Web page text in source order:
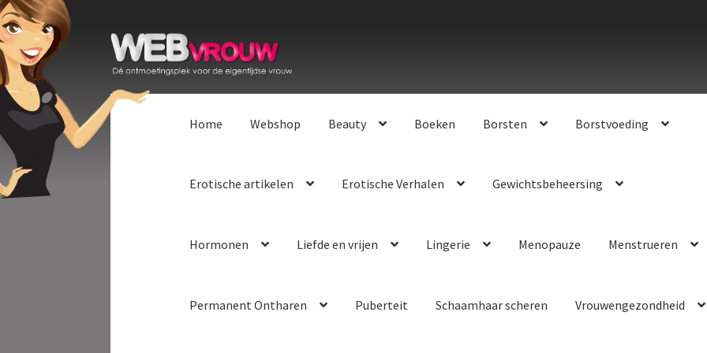
Ga
door
navigatie
Ga
naar
inhoud
Home Webshop Beauty Boeken Borsten Borstvoeding
Erotische artikelen Erotische Verhalen Gewichtsbeheersing
Hormonen Liefde en vrijen Lingerie Menopauze Menstrueren
Permanent Ontharen Puberteit Schaamhaar scheren Vrouwengezondheid